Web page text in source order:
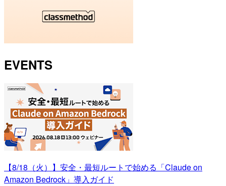
EVENTS
【8/18（火）】安全・最短ルートで始める「Claude on
Amazon Bedrock」導入ガイド